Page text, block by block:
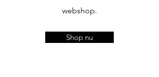
webshop.
Shop nu